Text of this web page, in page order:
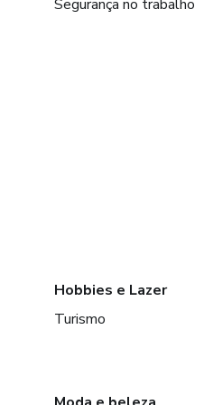
Segurança no trabalho
Hobbies e Lazer
Turismo